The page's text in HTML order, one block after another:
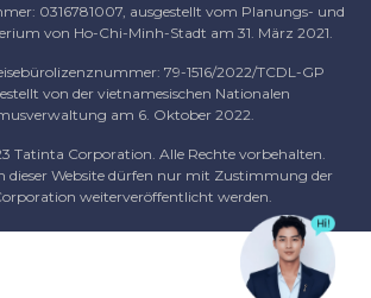
0316781007, ausgestellt vom Planungs- und
von Ho-Chi-Minh-Stadt am 31. März 2021.
79-1516/2022/TCDL-GP
von der vietnamesischen Nationalen
am 6. Oktober 2022.
Tatinta Corporation. Alle Rechte vorbehalten.
dieser Website dürfen nur mit Zustimmung der
weiterveröffentlicht werden.